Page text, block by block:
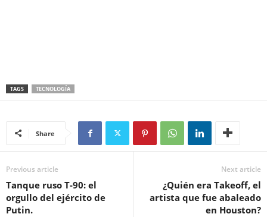
TAGS TECNOLOGÍA
Share
Previous article
Tanque ruso T-90: el
orgullo del ejército de
Putin.
Next article
¿Quién era Takeoff, el
artista que fue abaleado
en Houston?